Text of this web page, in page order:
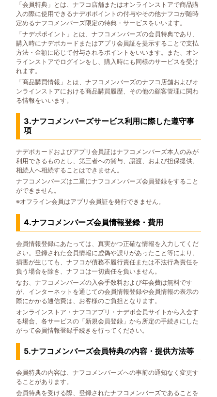
「会員特典」とは、ナフコ店舗またはオンラインストアで商品購
入の際に使用できるナデポポイントの付与やその他ナフコが随時
定めるナフコメンバーズ限定の特典・サービスをいいます。
「ナデポポイント」とは、ナフコメンバーズの会員特典であり、
購入時にナデポカードまたはアプリ会員証を提示することで支払
方法・金額に応じて付与されるポイントをいいます。また、オン
ラインストアでログインをし、購入時にも同様のサービスを受け
れます。
「商品購買情報」とは、ナフコメンバーズのナフコ店舗およびオ
ンラインストアにおける商品購買履歴、その他の顧客管理に関わ
る情報をいいます。
3.ナフコメンバーズサービス利用に際した遵守事
項
ナデポカードおよびアプリ会員証はナフコメンバーズ本人のみが
利用できるものとし、第三者への貸与、譲渡、および担保提供、
相続人へ相続することはできません。
ナフコメンバーズは二重にナフコメンバーズ会員登録をすること
ができません。
※オフライン会員はアプリ会員証を発行できません。
4.ナフコメンバーズ会員情報登録・費用
会員情報登録にあたっては、真実かつ正確な情報を入力してくだ
さい。登録された会員情報に虚偽や誤りがあったこと等により、
損害が生じても、ナフコが債務不履行責任または不法行為責任を
負う場合を除き、ナフコは一切責任を負いません。
なお、ナフコメンバーズの入会手数料および年会費は無料です
が、インターネットを通じての会員情報登録や会員情報の表示の
際にかかる通信費は、お客様のご負担となります。
オンラインストア・ナフコアプリ・ナデポ会員サイトから入会す
る場合、各サービスの「新規会員登録」から所定の手続きにした
がって会員情報登録手続きを行ってください。
5.ナフコメンバーズ会員特典の内容・提供方法等
会員特典の内容は、ナフコメンバーズへの事前の通知なく変更す
ることがあります。
会員特典を受ける際、登録されたナフコメンバーズであることを